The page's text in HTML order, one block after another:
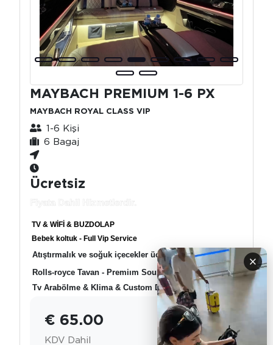
×
MAYBACH PREMIUM 1-6 PX
MAYBACH ROYAL CLASS VIP
1-6 Kişi
6 Bagaj
Ücretsiz
Fiyata Dahil Hizmetlerdir.
TV & WİFİ & BUZDOLAP
Bebek koltuk - Full Vip Service
Atıştırmalık ve soğuk içecekler ücretsiz
Rolls-royce Tavan - Premiım Sound System
Tv Arabölme & Klima & Custom Desing
€ 65.00
KDV Dahil